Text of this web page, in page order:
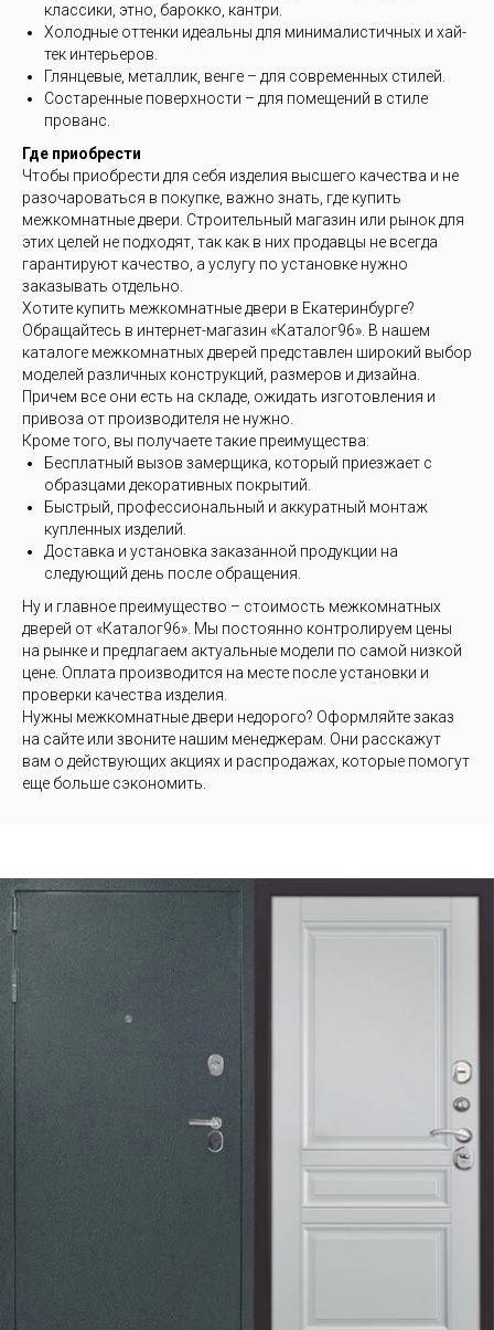
классики, этно, барокко, кантри.
Холодные оттенки идеальны для минималистичных и хай-
тек интерьеров.
Глянцевые, металлик, венге – для современных стилей.
Состаренные поверхности – для помещений в стиле
прованс.
Где приобрести
Чтобы приобрести для себя изделия высшего качества и не
разочароваться в покупке, важно знать, где купить
межкомнатные двери. Строительный магазин или рынок для
этих целей не подходят, так как в них продавцы не всегда
гарантируют качество, а услугу по установке нужно
заказывать отдельно.
Хотите купить межкомнатные двери в Екатеринбурге?
Обращайтесь в интернет-магазин «Каталог96». В нашем
каталоге межкомнатных дверей представлен широкий выбор
моделей различных конструкций, размеров и дизайна.
Причем все они есть на складе, ожидать изготовления и
привоза от производителя не нужно.
Кроме того, вы получаете такие преимущества:
Бесплатный вызов замерщика, который приезжает с
образцами декоративных покрытий.
Быстрый, профессиональный и аккуратный монтаж
купленных изделий.
Доставка и установка заказанной продукции на
следующий день после обращения.
Ну и главное преимущество – стоимость межкомнатных
дверей от «Каталог96». Мы постоянно контролируем цены
на рынке и предлагаем актуальные модели по самой низкой
цене. Оплата производится на месте после установки и
проверки качества изделия.
Нужны межкомнатные двери недорого? Оформляйте заказ
на сайте или звоните нашим менеджерам. Они расскажут
вам о действующих акциях и распродажах, которые помогут
еще больше сэкономить.